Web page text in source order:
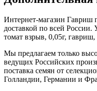
Интернет-магазин Гавриш
доставкой по всей
томат взрыв, 0,05г,
Мы предлагаем только
ведущих Российских
поставка семян от
Голландии, Германии и